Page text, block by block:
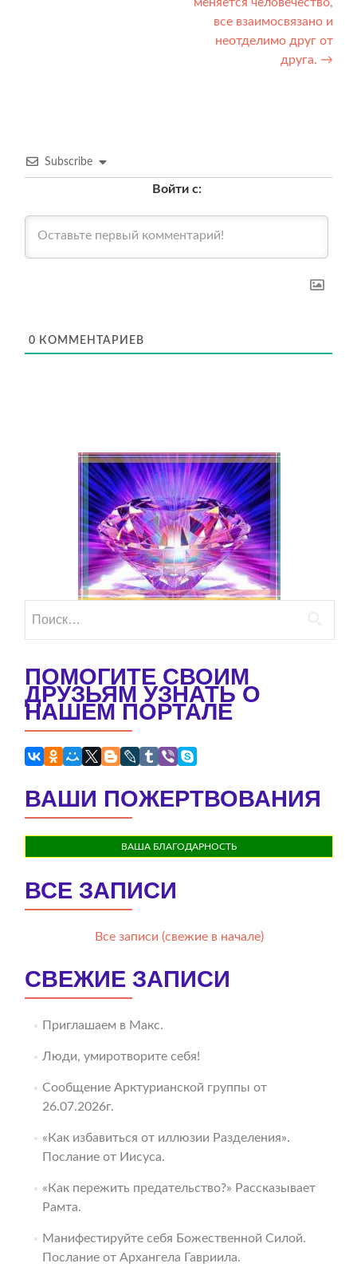
все взаимосвязано и
неотделимо друг от
друга. →
Subscribe
Войти с:
0 КОММЕНТАРИЕВ
ПОМОГИТЕ СВОИМ
ДРУЗЬЯМ УЗНАТЬ О
НАШЕМ ПОРТАЛЕ
ВАШИ ПОЖЕРТВОВАНИЯ
ВАША БЛАГОДАРНОСТЬ
ВСЕ ЗАПИСИ
Все записи (свежие в начале)
СВЕЖИЕ ЗАПИСИ
Приглашаем в Макс.
Люди, умиротворите себя!
Сообщение Арктурианской группы от
26.07.2026г.
«Как избавиться от иллюзии Разделения».
Послание от Иисуса.
«Как пережить предательство?» Рассказывает
Рамта.
Манифестируйте себя Божественной Силой.
Послание от Архангела Гавриила.